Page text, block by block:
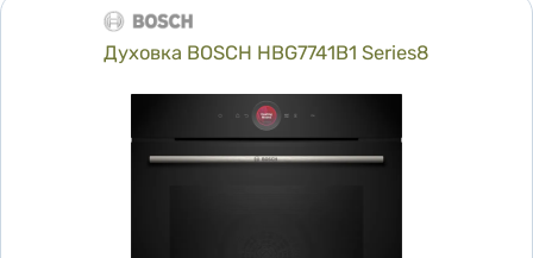
Духовка BOSCH HBG7741B1 Series8